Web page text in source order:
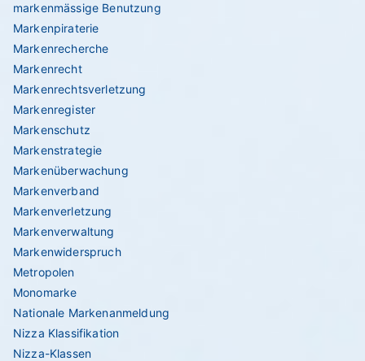
markenmässige Benutzung
Markenpiraterie
Markenrecherche
Markenrecht
Markenrechtsverletzung
Markenregister
Markenschutz
Markenstrategie
Markenüberwachung
Markenverband
Markenverletzung
Markenverwaltung
Markenwiderspruch
Metropolen
Monomarke
Nationale Markenanmeldung
Nizza Klassifikation
Nizza-Klassen